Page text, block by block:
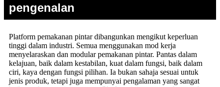
pengenalan
Platform pemakanan pintar dibangunkan mengikut keperluan
tinggi dalam industri. Semua menggunakan mod kerja
menyelaraskan dan modular pemakanan pintar. Pantas dalam
kelajuan, baik dalam kestabilan, kuat dalam fungsi, baik dalam
ciri, kaya dengan fungsi pilihan. Ia bukan sahaja sesuai untuk
jenis produk, tetapi juga mempunyai pengalaman yang sangat